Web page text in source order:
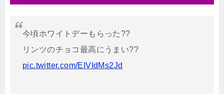
今頃ホワイトデーもらった??
リンツのチョコ最高にうまい??
pic.twitter.com/EIVIdMs2Jd